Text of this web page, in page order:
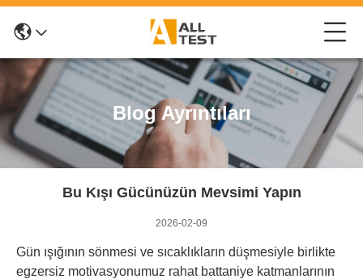
Blog Ayrıntıları
Bu Kışı Gücünüzün Mevsimi Yapın
2026-02-09
Gün ışığının sönmesi ve sıcaklıkların düşmesiyle birlikte
egzersiz motivasyonumuz rahat battaniye katmanlarının